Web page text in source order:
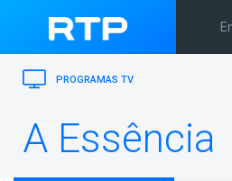
PROGRAMAS TV
A Essência